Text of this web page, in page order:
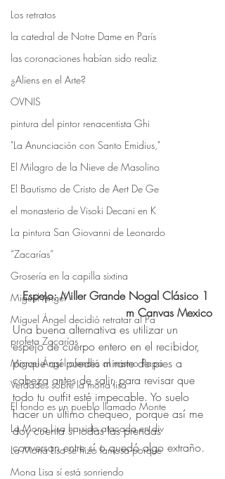
Los retratos
la catedral de Notre Dame en París
las coronaciones habían sido realiz
¿Aliens en el Arte?
OVNIS
pintura del pintor renacentista Ghi
"La Anunciación con Santo Emidius,"
El Milagro de la Nieve de Masolino
El Bautismo de Cristo de Aert De Ge
el monasterio de Visoki Decani en K
La pintura San Giovanni de Leonardo
“Zacarías”
Grosería en la capilla sixtina
Miguel Ángel
Miguel Ángel decidió retratar al Pa
profeta Zacarías
Miguel Ángel ofendió al mismo Papa
Verdades sobre la mona lisa
El fondo es un pueblo llamado Monte
La Mona Lisa ha sido atacada en div
La Mona Lisa se hizo famosa porque
Mona Lisa sí está sonriendo
Espejo: Miller Grande Nogal Clásico 1
m Canvas Mexico
Una buena alternativa es utilizar un
espejo de cuerpo entero en el recibidor,
porque así puedes mirarte de pies a
cabeza antes de salir, para revisar que
todo tu outfit esté impecable. Yo suelo
hacer un último chequeo, porque así me
doy cuenta si todas las prendas
conversan entre sí o quedó algo extraño.